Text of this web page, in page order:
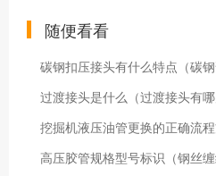
随便看看
碳钢扣压接头有什么特点（碳钢
过渡接头是什么（过渡接头有哪
挖掘机液压油管更换的正确流
高压胶管规格型号标识（钢丝